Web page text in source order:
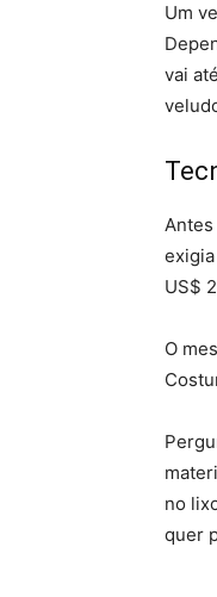
Um
vai
US$
O
no
quer